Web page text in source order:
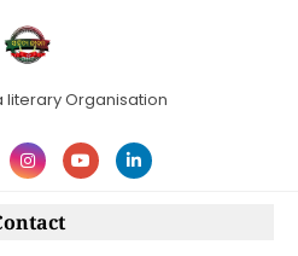
literary Organisation